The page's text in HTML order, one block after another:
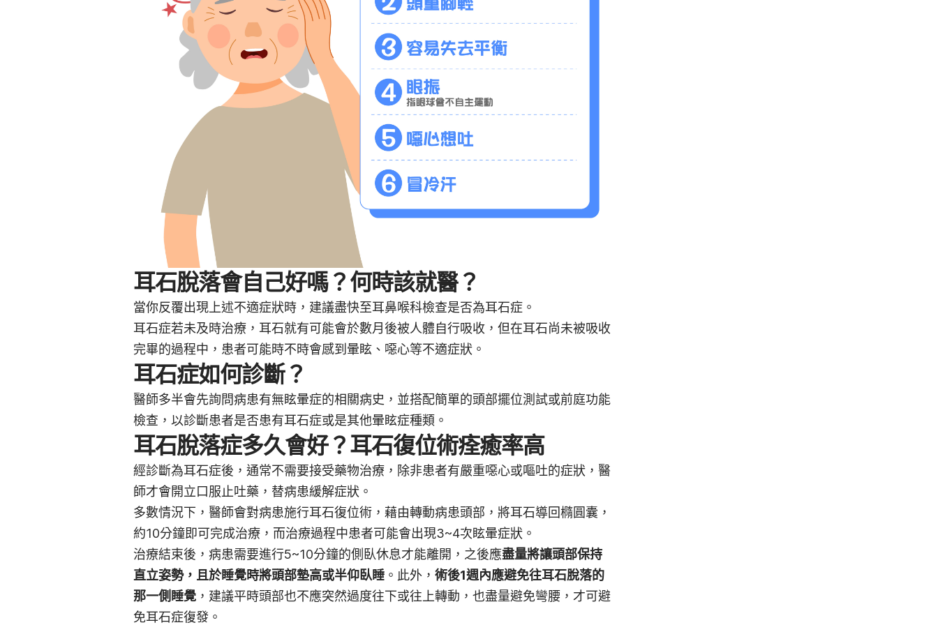
耳石脫落會自己好嗎？何時該就醫？
當你反覆出現上述不適症狀時，建議盡快至耳鼻喉科檢查是否為耳石症。
耳石症若未及時治療，耳石就有可能會於數月後被人體自行吸收，但在耳石尚未被吸收
完畢的過程中，患者可能時不時會感到暈眩、噁心等不適症狀。
耳石症如何診斷？
醫師多半會先詢問病患有無眩暈症的相關病史，並搭配簡單的頭部擺位測試或前庭功能
檢查，以診斷患者是否患有耳石症或是其他暈眩症種類。
耳石脫落症多久會好？耳石復位術痊癒率高
經診斷為耳石症後，通常不需要接受藥物治療，除非患者有嚴重噁心或嘔吐的症狀，醫
師才會開立口服止吐藥，替病患緩解症狀。
多數情況下，醫師會對病患施行耳石復位術，藉由轉動病患頭部，將耳石導回橢圓囊，
約10分鐘即可完成治療，而治療過程中患者可能會出現3~4次眩暈症狀。
治療結束後，病患需要進行5~10分鐘的側臥休息才能離開，之後應盡量將讓頭部保持
直立姿勢，且於睡覺時將頭部墊高或半仰臥睡 。此外， 術後1週內應避免往耳石脫落的
那一側睡覺 ，建議平時頭部也不應突然過度往下或往上轉動，也盡量避免彎腰，才可避
免耳石症復發。